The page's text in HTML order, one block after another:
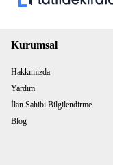
Kurumsal
Hakkımızda
Yardım
İlan Sahibi Bilgilendirme
Blog